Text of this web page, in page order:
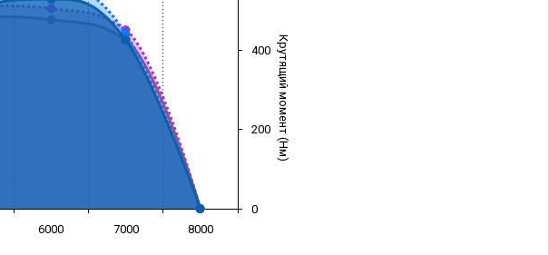
Крутящий момент (Нм)
6000 7000 8000
0
200
400